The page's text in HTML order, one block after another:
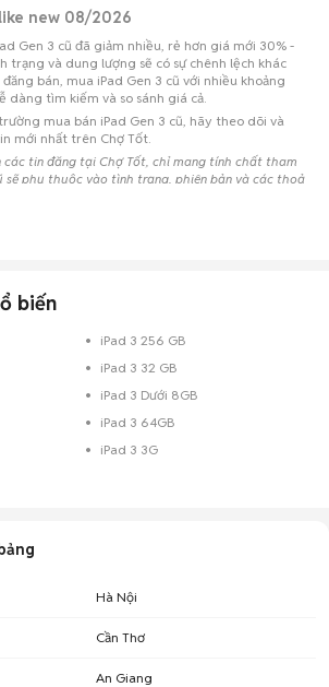
new 08/2026
Gen 3 cũ đã giảm nhiều, rẻ hơn giá mới 30% -
trạng và dung lượng sẽ có sự chênh lệch khác
bán, mua iPad Gen 3 cũ với nhiều khoảng
dàng tìm kiếm và so sánh giá cả.
mua bán iPad Gen 3 cũ, hãy theo dõi và
mới nhất trên Chợ Tốt.
các tin đăng tại Chợ Tốt, chỉ mang tính chất tham
sẽ phụ thuộc vào tình trạng, phiên bản và các thoả
iPad Gen 3 cũ giá tốt nhất!
biến
iPad 3 256 GB
iPad 3 32 GB
iPad 3 Dưới 8GB
iPad 3 64GB
iPad 3 3G
Hà Nội
Cần Thơ
An Giang